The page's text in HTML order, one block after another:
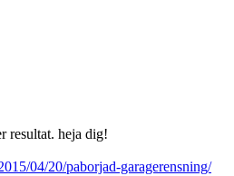
resultat. heja dig!
04/20/paborjad-garagerensning/